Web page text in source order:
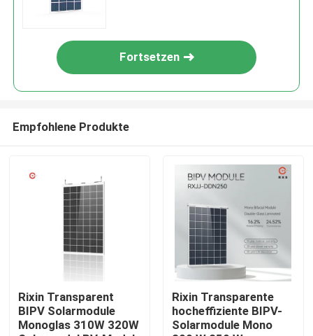
Nach Hause
Fortsetzen
Empfohlene Produkte
Rixin Transparent
BIPV Solarmodule
Monoglas 310W 320W
Rixin Transparente
hocheffiziente BIPV-
Solarmodule Mono